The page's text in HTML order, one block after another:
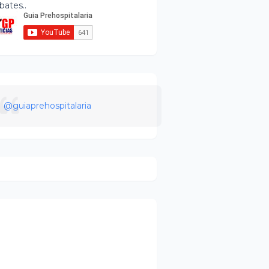
@guiaprehospitalaria